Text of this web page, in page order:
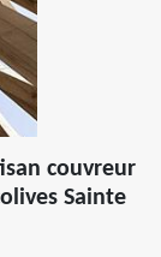
couvreur
Sainte